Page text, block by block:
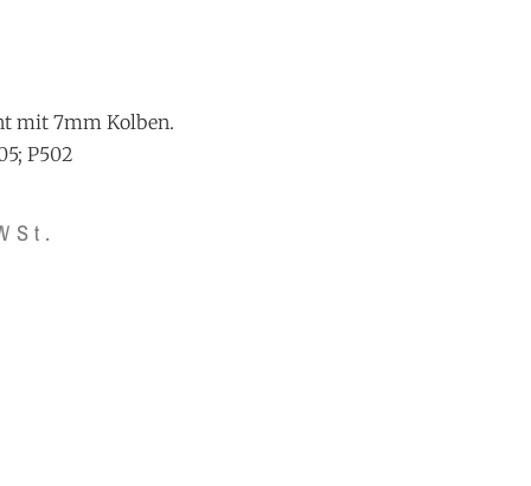
mit 7mm Kolben.
P502